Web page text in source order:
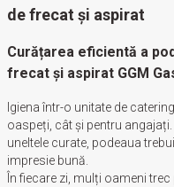
de frecat și aspirat
Curățarea eficientă a
frecat și aspirat GGM
Igiena într-o unitate de
oaspeți, cât și pentru
uneltele curate, podeaua
impresie bună.
În fiecare zi, mulți oameni